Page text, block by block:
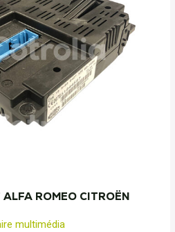
ROMEO CITROËN
multimédia